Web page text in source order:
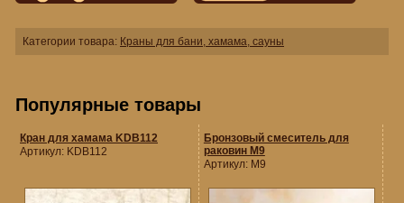
Категории товара: Краны для бани, хамама, сауны
Популярные товары
Кран для хамама KDB112
Артикул: KDB112
Бронзовый смеситель для
раковин M9
Артикул: M9